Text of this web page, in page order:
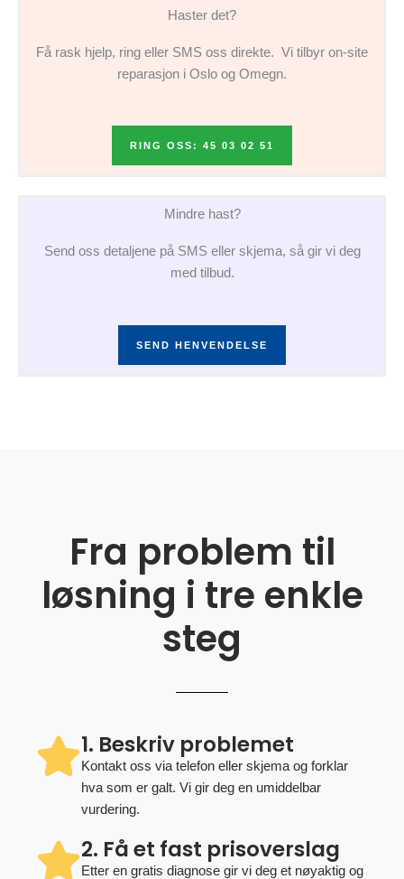
Haster det?
Få rask hjelp, ring eller SMS oss direkte. Vi tilbyr on-site
reparasjon i Oslo og Omegn.
RING OSS: 45 03 02 51
Mindre hast?
Send oss detaljene på SMS eller skjema, så gir vi deg
med tilbud.
SEND HENVENDELSE
Fra problem til
løsning i tre enkle
steg
1. Beskriv problemet
Kontakt oss via telefon eller skjema og forklar
hva som er galt. Vi gir deg en umiddelbar
vurdering.
2. Få et fast prisoverslag
Etter en gratis diagnose gir vi deg et nøyaktig og